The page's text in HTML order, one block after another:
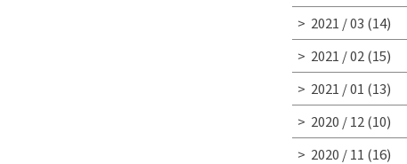
2021 / 03 (14)
2021 / 02 (15)
2021 / 01 (13)
2020 / 12 (10)
2020 / 11 (16)